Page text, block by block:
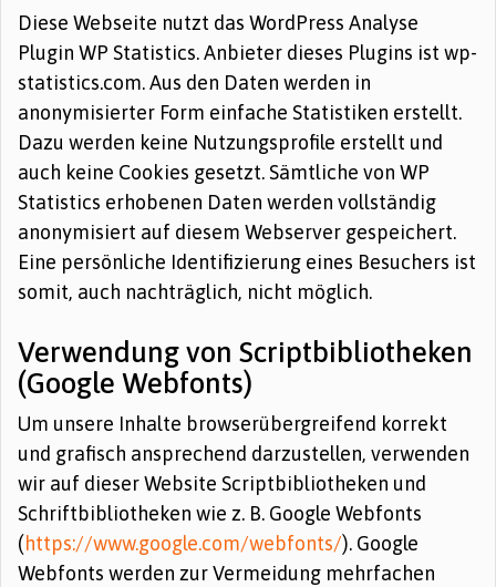
Diese Webseite nutzt das WordPress Analyse
Plugin WP Statistics. Anbieter dieses Plugins ist wp-
statistics.com. Aus den Daten werden in
anonymisierter Form einfache Statistiken erstellt.
Dazu werden keine Nutzungsprofile erstellt und
auch keine Cookies gesetzt. Sämtliche von WP
Statistics erhobenen Daten werden vollständig
anonymisiert auf diesem Webserver gespeichert.
Eine persönliche Identifizierung eines Besuchers ist
somit, auch nachträglich, nicht möglich.
Verwendung von Scriptbibliotheken
(Google Webfonts)
Um unsere Inhalte browserübergreifend korrekt
und grafisch ansprechend darzustellen, verwenden
wir auf dieser Website Scriptbibliotheken und
Schriftbibliotheken wie z. B. Google Webfonts
(https://www.google.com/webfonts/). Google
Webfonts werden zur Vermeidung mehrfachen